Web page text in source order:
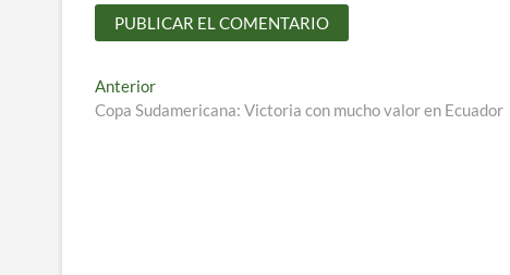
Navegación
de
AnteriorEntrada
anterior:
Copa Sudamericana: Victoria con mucho valor en Ecuador